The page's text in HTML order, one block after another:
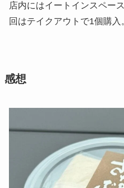
店内にはイートインスペー
回はテイクアウトで1個購入
感想